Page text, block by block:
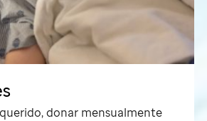
donar mensualmente